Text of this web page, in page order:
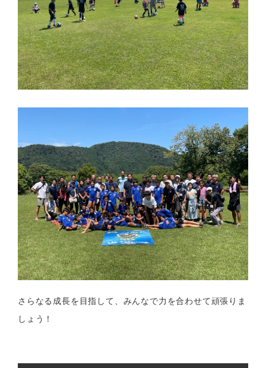
さらなる成長を目指して、みんなで力を合わせて頑張りま
しょう！